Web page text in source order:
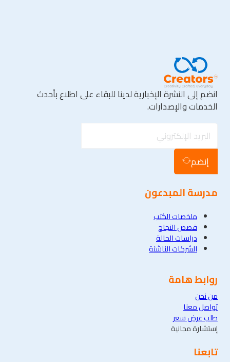
انضم إلى النشرة الإخبارية لدينا للبقاء على اطلاع بأحدث
الخدمات والإصدارات.
إنضم
مدرسة المبدعون
ملخصات الكتب
قصص النجاح
دراسات الحالة
الشركات الناشئة
روابط هامة
من نحن
تواصل معنا
طلب عرض سعر
إستشارة مجانية
تابعنا